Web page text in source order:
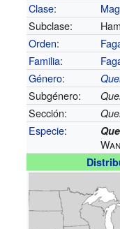
Clase:
Subclase:
Orden:
Familia:
Género:
Subgénero:
Sección:
Especie: